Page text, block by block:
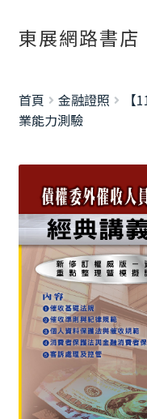
跳
至
覽
列
跳
至
要
內
容
東展網路書店
書籍修正
首頁 金融證照
業能力測驗